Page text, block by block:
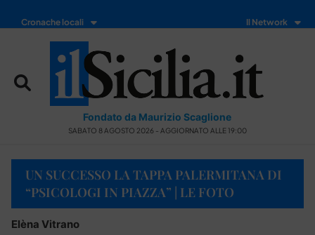
Cronache locali Il Network
Fondato da Maurizio Scaglione
SABATO 8 AGOSTO 2026 - AGGIORNATO ALLE 19:00
UN SUCCESSO LA TAPPA PALERMITANA DI
“PSICOLOGI IN PIAZZA” | LE FOTO
Elèna Vitrano